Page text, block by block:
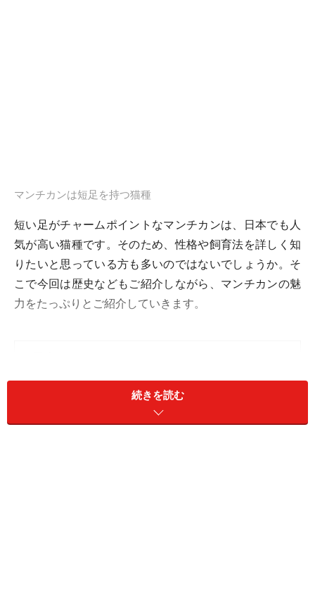
マンチカンは短足を持つ猫種
短い足がチャームポイントなマンチカンは、日本でも人
気が高い猫種です。そのため、性格や飼育法を詳しく知
りたいと思っている方も多いのではないでしょうか。そ
こで今回は歴史などもご紹介しながら、マンチカンの魅
力をたっぷりとご紹介していきます。
続きを読む